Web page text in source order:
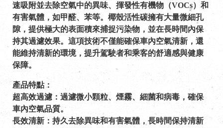
速吸附並去除空氣中的異味、揮發性有機物（VOCs）和
有害氣體，如甲醛、苯等。椰殼活性碳擁有大量微細孔
隙，提供極大的表面積來捕捉污染物，並在長時間內保
持其過濾效果。這項技術不僅能確保車內空氣清新，還
能維持清新的環境，提升駕駛者和乘客的舒適感與健康
保障。
產品特點：
超高效過濾：過濾微小顆粒、煙霧、細菌和病毒，確保
車內空氣品質。
長效清新：持久去除異味和有害氣體，長時間保持清新